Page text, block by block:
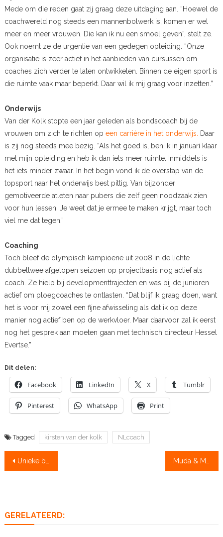
Mede om die reden gaat zij graag deze uitdaging aan. “Hoewel de
coachwereld nog steeds een mannenbolwerk is, komen er wel
meer en meer vrouwen. Die kan ik nu een smoel geven”, stelt ze.
Ook noemt ze de urgentie van een gedegen opleiding. “Onze
organisatie is zeer actief in het aanbieden van cursussen om
coaches zich verder te laten ontwikkelen. Binnen de eigen sport is
die ruimte vaak maar beperkt. Daar wil ik mij graag voor inzetten.”
Onderwijs
Van der Kolk stopte een jaar geleden als bondscoach bij de
vrouwen om zich te richten op een carrière in het onderwijs.
Daar
is zij nog steeds mee bezig. “Als het goed is, ben ik in januari klaar
met mijn opleiding en heb ik dan iets meer ruimte. Inmiddels is
het iets minder zwaar. In het begin vond ik de overstap van de
topsport naar het onderwijs best pittig. Van bijzonder
gemotiveerde atleten naar pubers die zelf geen noodzaak zien
voor hun lessen. Je weet dat je ermee te maken krijgt, maar toch
viel me dat tegen.”
Coaching
Toch bleef de olympisch kampioene uit 2008 in de lichte
dubbeltwee afgelopen seizoen op projectbasis nog actief als
coach. Ze hielp bij developmenttrajecten en was bij de junioren
actief om ploegcoaches te ontlasten. “Dat blijf ik graag doen, want
het is voor mij zowel een fijne afwisseling als dat ik op deze
manier nog actief ben op de werkvloer. Maar daarvoor zal ik eerst
nog het gesprek aan moeten gaan met technisch directeur Hessel
Evertse.”
Dit delen:
Facebook LinkedIn X Tumblr
Pinterest WhatsApp Print
Tagged kirsten van der kolk NLcoach
Bericht
Unieke beelden van een bijna fatale aanvaring met roeiboot die kapseist
GERELATEERD: